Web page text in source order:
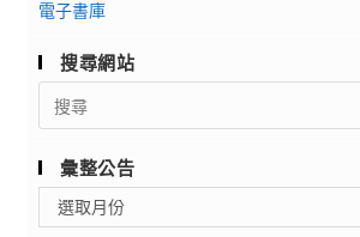
電子書庫
搜尋網站
Search
for:
彙整公告
整
選取月份